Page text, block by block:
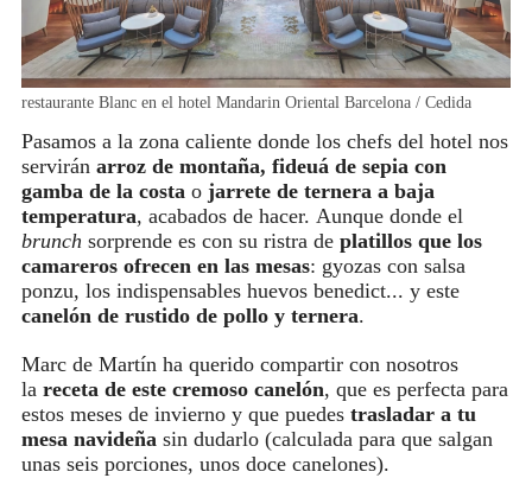
restaurante Blanc en el hotel Mandarin Oriental Barcelona / Cedida
Pasamos a la zona caliente donde los chefs del hotel nos
servirán arroz de montaña, fideuá de sepia con
gamba de la costa o jarrete de ternera a baja
temperatura, acabados de hacer. Aunque donde el
brunch sorprende es con su ristra de platillos que los
camareros ofrecen en las mesas: gyozas con salsa
ponzu, los indispensables huevos benedict... y este
canelón de rustido de pollo y ternera.
Marc de Martín ha querido compartir con nosotros
la receta de este cremoso canelón, que es perfecta para
estos meses de invierno y que puedes trasladar a tu
mesa navideña sin dudarlo (calculada para que salgan
unas seis porciones, unos doce canelones).